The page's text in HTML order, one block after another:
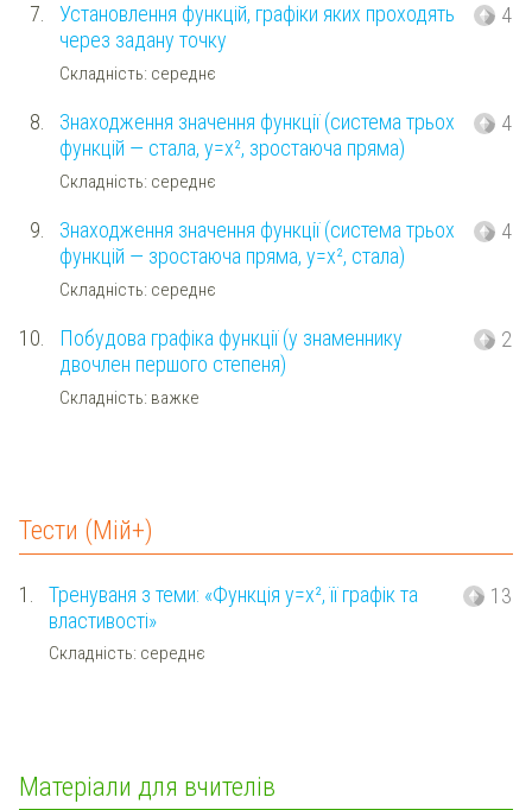
7.
Установлення функцій, графіки яких проходять
через задану точку
Складність: середнє
4
8.
Знаходження значення функції (система трьох
функцій — стала, y=x², зростаюча пряма)
Складність: середнє
4
9.
Знаходження значення функції (система трьох
функцій — зростаюча пряма, y=x², стала)
Складність: середнє
4
10.
Побудова графіка функції (у знаменнику
двочлен першого степеня)
Складність: важке
2
Тести (Мій+)
1.
Тренуваня з теми: «Функція y=x², її графік та
властивості»
Складність: середнє
13
Матеріали для вчителів